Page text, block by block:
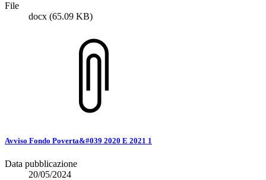
File
docx (65.09 KB)
Avviso Fondo Poverta&#039 2020 E 2021 1
Data pubblicazione
20/05/2024